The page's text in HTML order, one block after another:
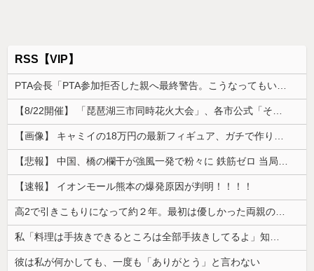
RSS【VIP】
【速報】 イオンモール熊本の爆発原因が判明！！！！
彼は私が何かしても、一度も「ありがとう」と言わない